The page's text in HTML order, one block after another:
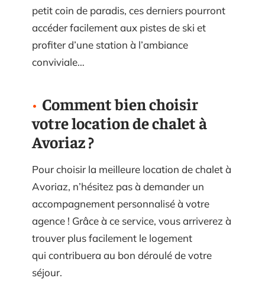
petit coin de paradis, ces derniers pourront
accéder facilement aux pistes de ski et
profiter d’une station à l’ambiance
conviviale…
Comment bien choisir
votre location de chalet à
Avoriaz ?
Pour choisir la meilleure location de chalet à
Avoriaz, n’hésitez pas à demander un
accompagnement personnalisé à votre
agence ! Grâce à ce service, vous arriverez à
trouver plus facilement le logement
qui contribuera au bon déroulé de votre
séjour.